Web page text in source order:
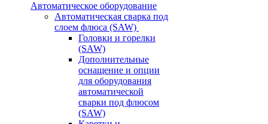
Автоматическое оборудование
Автоматическая сварка под
слоем флюса (SAW)
Головки и горелки
(SAW)
Дополнительные
оснащение и опции
для оборудования
автоматической
сварки под флюсом
(SAW)